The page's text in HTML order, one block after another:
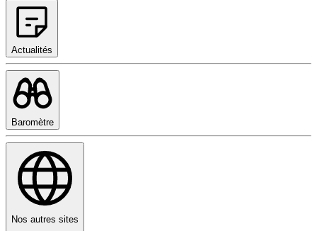
Actualités
Baromètre
Nos autres sites